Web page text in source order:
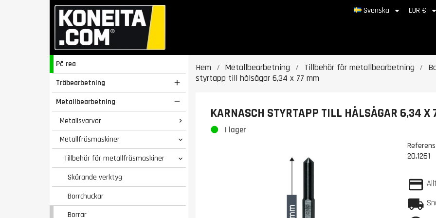
Svenska  EUR €
På rea
Träbearbetning

Metallbearbetning 
Metallsvarvar 
Metallfräsmaskiner 
Tillbehör för metallfräsmaskiner 
Skärande verktyg
Borrchuckar
Borrar
Hem Metallbearbetning Tillbehör för metallbearbetning
styrtapp till hålsågar 6,34 x 77 mm
KARNASCH STYRTAPP TILL HÅLSÅGAR 6,34 X
I lager
Referens
20.1261